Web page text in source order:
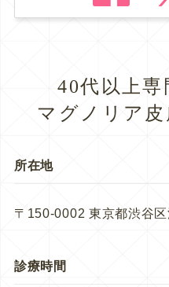
40代以上専
マグノリア
所在地
〒150-0002 東京都渋谷
診療時間